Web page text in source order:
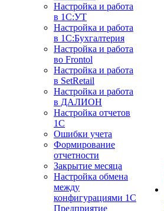
Настройка и работа
в 1С:УТ
Настройка и работа
в 1С:Бухгалтерия
Настройка и работа
во Frontol
Настройка и работа
в SetRetail
Настройка и работа
в ДАЛИОН
Настройка отчетов
1С
Ошибки учета
Формирование
отчетности
Закрытие месяца
Настройка обмена
между
конфигурациями 1С
Предприятие